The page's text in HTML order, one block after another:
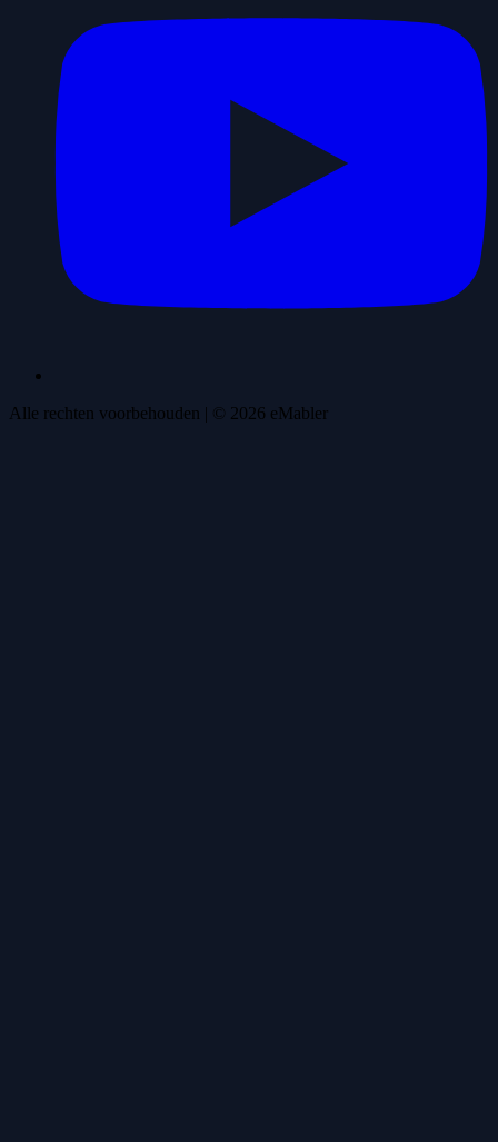
Alle rechten voorbehouden | © 2026 eMabler